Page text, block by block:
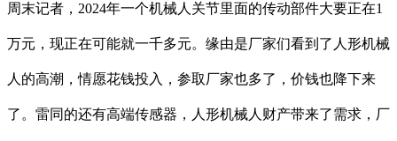
周末记者，2024年一个机械人关节里面的传动部件大要正在1
万元，现正在可能就一千多元。缘由是厂家们看到了人形机械
人的高潮，情愿花钱投入，参取厂家也多了，价钱也降下来
了。雷同的还有高端传感器，人形机械人财产带来了需求，厂